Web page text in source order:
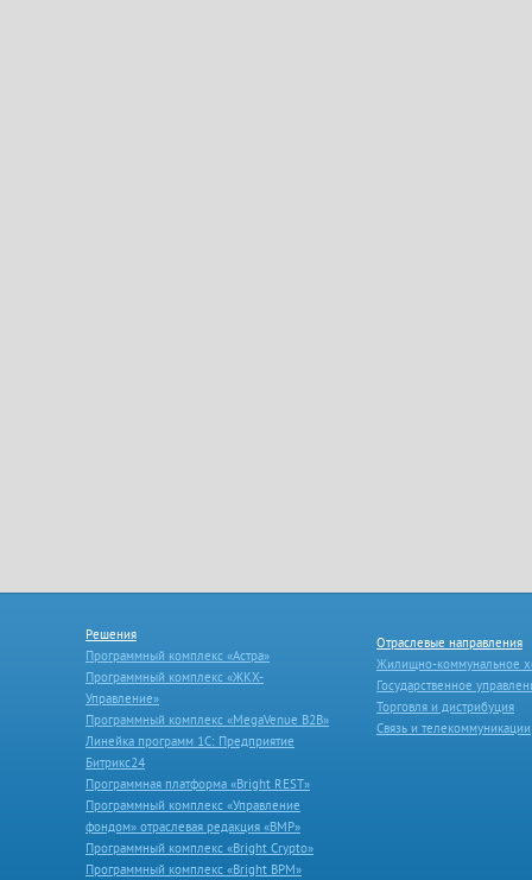
Решения
Программный комплекс «Астра»
Программный комплекс «ЖКХ-
Управление»
Программный комплекс «MegaVenue B2B»
Линейка программ 1С: Предприятие
Битрикс24
Программная платформа «Bright REST»
Программный комплекс «Управление
фондом» отраслевая редакция «ВМР»
Программный комплекс «Bright Crypto»
Программный комплекс «Bright BPM»
Отраслевые направления
Жилищно-коммунальное
Государственное
Торговля и дистрибуция
Связь и телекоммуникации